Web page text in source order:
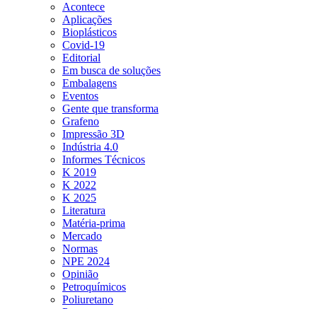
Acontece
Aplicações
Bioplásticos
Covid-19
Editorial
Em busca de soluções
Embalagens
Eventos
Gente que transforma
Grafeno
Impressão 3D
Indústria 4.0
Informes Técnicos
K 2019
K 2022
K 2025
Literatura
Matéria-prima
Mercado
Normas
NPE 2024
Opinião
Petroquímicos
Poliuretano